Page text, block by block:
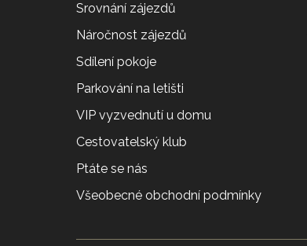
Srovnání zájezdů
Náročnost zájezdů
Sdílení pokoje
Parkování na letišti
VIP vyzvednutí u domu
Cestovatelský klub
Ptáte se nás
Všeobecné obchodní podmínky